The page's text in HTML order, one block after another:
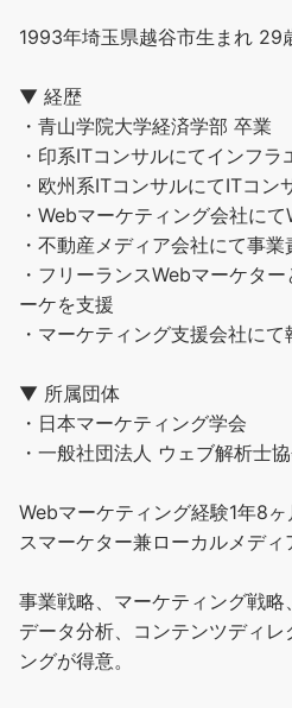
1993年埼玉県越谷市生まれ 29
▼ 経歴
・青山学院大学経済学部 卒業
・印系ITコンサルにてインフラ
・欧州系ITコンサルにてITコン
・Webマーケティング会社に
・不動産メディア会社にて事業
・フリーランスWebマーケタ
ーケを支援
・マーケティング支援会社に
▼ 所属団体
・日本マーケティング学会
・一般社団法人 ウェブ解析士
Webマーケティング経験1年8
スマーケター兼ローカルメデ
事業戦略、マーケティング戦
データ分析、コンテンツディ
ングが得意。